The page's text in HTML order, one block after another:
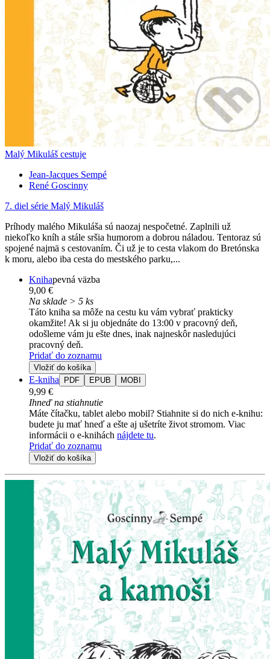
Malý Mikuláš cestuje
Jean-Jacques Sempé
René Goscinny
7. diel série Malý Mikuláš
Príhody malého Mikuláša sú naozaj nespočetné. Zaplnili už
niekoľko kníh a stále sršia humorom a dobrou náladou. Tentoraz sú
spojené najmä s cestovaním. Či už je to cesta vlakom do Bretónska
k moru, alebo iba cesta do mestského parku,...
Knihapevná väzba
9,00 €
Na sklade > 5 ks
Táto kniha sa môže na cestu ku vám vybrať prakticky
okamžite! Ak si ju objednáte do 13:00 v pracovný deň,
odošleme vám ju ešte dnes, inak najneskôr nasledujúci
pracovný deň.
Pridať do zoznamu
Vložiť do košíka
E-kniha PDF EPUB MOBI
9,99 €
Ihneď na stiahnutie
Máte čítačku, tablet alebo mobil? Stiahnite si do nich e-knihu:
budete ju mať hneď a ešte aj ušetríte život stromom. Viac
informácii o e-knihách nájdete tu.
Pridať do zoznamu
Vložiť do košíka